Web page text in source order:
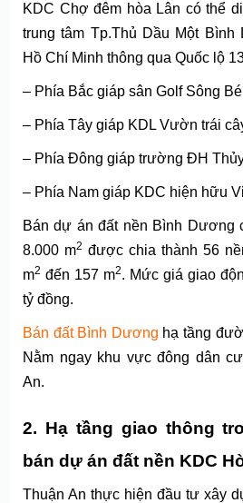
KDC Chợ đêm hòa Lân có thể
trung tâm Tp.Thủ Dầu Một
Hồ Chí Minh thông qua Quốc lộ
– Phía Bắc giáp sân Golf Sông Bé
– Phía Tây giáp KDL Vườn trái
– Phía Đông giáp trường ĐH
– Phía Nam giáp KDC hiện hữu
Bán dự án đất nền Bình Dương
8.000 m2 được chia thành 56
m2 đến 157 m2. Mức giá giao
tỷ đồng.
Bán đất Bình Dương hạ tầng
Nằm ngay khu vực đông dân
An.
2. Hạ tầng giao thông
bán dự án đất nền KDC
Thuận An thực hiện đầu tư xây